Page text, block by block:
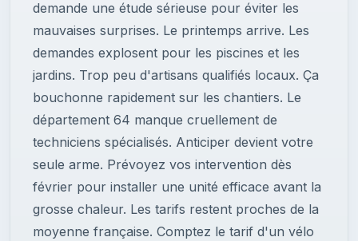
demande une étude sérieuse pour éviter les
mauvaises surprises. Le printemps arrive. Les
demandes explosent pour les piscines et les
jardins. Trop peu d'artisans qualifiés locaux. Ça
bouchonne rapidement sur les chantiers. Le
département 64 manque cruellement de
techniciens spécialisés. Anticiper devient votre
seule arme. Prévoyez vos intervention dès
février pour installer une unité efficace avant la
grosse chaleur. Les tarifs restent proches de la
moyenne française. Comptez le tarif d'un vélo